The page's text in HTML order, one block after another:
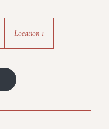
Location 1